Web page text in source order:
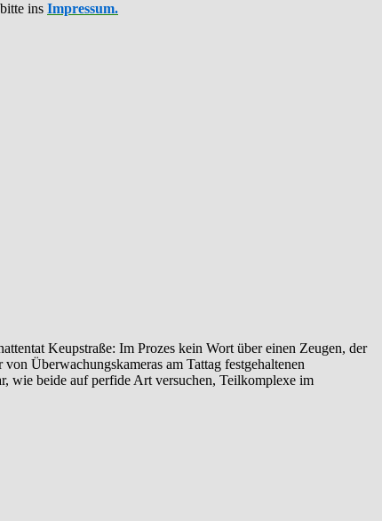
ins Impressum.
‎Keupstraße‬: Im Prozes kein Wort über einen Zeugen, der
Überwachungskameras am Tattag festgehaltenen
wie beide auf perfide Art versuchen, Teilkomplexe im